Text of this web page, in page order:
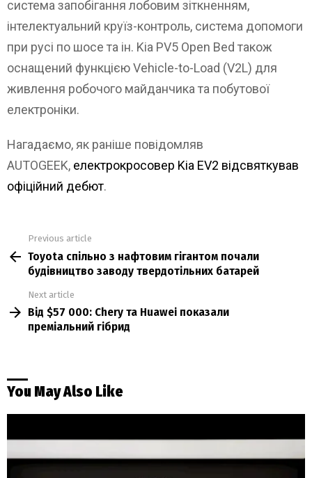
система запобігання лобовим зіткненням,
інтелектуальний круїз-контроль, система допомоги
при русі по шосе та ін. Kia PV5 Open Bed також
оснащений функцією Vehicle-to-Load (V2L) для
живлення робочого майданчика та побутової
електроніки.
Нагадаємо, як раніше повідомляв
AUTOGEEK, електрокросовер Kia EV2 відсвяткував
офіційний дебют.
more
Previous article
Toyota спільно з нафтовим гігантом почали
будівництво заводу твердотільних батарей
Next article
Від $57 000: Chery та Huawei показали
преміальний гібрид
You May Also Like